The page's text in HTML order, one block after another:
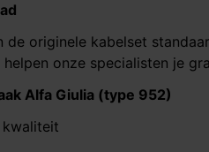
de originele kabelset
onze specialisten je
Alfa Giulia (type 952)​​​​​​​